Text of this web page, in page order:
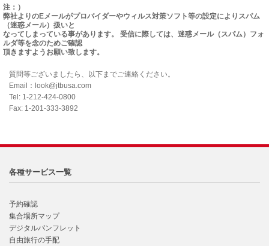
注：）
弊社よりのEメールがプロバイダーやウィルス対策ソフト等の設定によりスパム
（迷惑メール）扱いと
なってしまっている事があります。 受信に際しては、迷惑メール（スパム）フォ
ルダ等を念のためご確認
頂きますようお願い致します。
質問等ございましたら、以下までご連絡ください。
Email：look@jtbusa.com
Tel: 1-212-424-0800
Fax: 1-201-333-3892
各種サービス一覧
予約確認
集合場所マップ
デジタルパンフレット
自由旅行の手配